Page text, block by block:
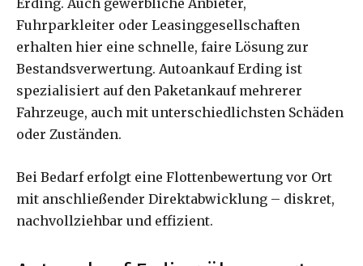
Fuhrparkleiter oder Leasinggesellschaften
erhalten hier eine schnelle, faire Lösung zur
Bestandsverwertung. Autoankauf Erding ist
spezialisiert auf den Paketankauf mehrerer
Fahrzeuge, auch mit unterschiedlichsten Schäden
oder Zuständen.
Bei Bedarf erfolgt eine Flottenbewertung vor Ort
mit anschließender Direktabwicklung – diskret,
nachvollziehbar und effizient.